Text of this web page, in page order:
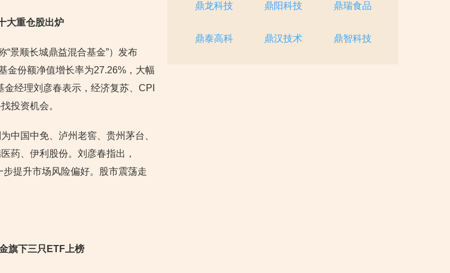
大重仓股出炉
景顺长城鼎益混合基金”）发布
金份额净值增长率为27.26%，大幅
经理刘彦春表示，经济复苏、CPI
投资机会。
中国中免、泸州老窖、贵州茅台、
药、伊利股份。刘彦春指出，
提升市场风险偏好。股市震荡走
旗下三只ETF上榜
鼎龙科技 鼎阳科技 鼎瑞食品
鼎泰高科 鼎汉技术 鼎智科技